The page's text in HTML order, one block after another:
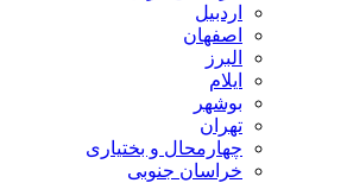
اردبیل
اصفهان
البرز
ایلام
بوشهر
تهران
چهارمحال و بختیاری
خراسان جنوبی